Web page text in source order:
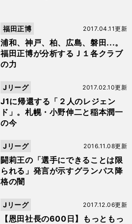
浦和、神戸、柏、広島、磐田...。
福田正博が分析するＪ１各クラブ
の力
2017.04.11更新
福田正博
J1に帰還する「２人のレジェン
ド」。札幌・小野伸二と稲本潤一
の今
2017.02.10更新
Jリーグ
闘莉王の「選手にできることは限
られる」発言が示すグランパス降
格の闇
2016.11.08更新
Jリーグ
【恩田社長の600日】もっともっ
2017.12.06更新
Jリーグ